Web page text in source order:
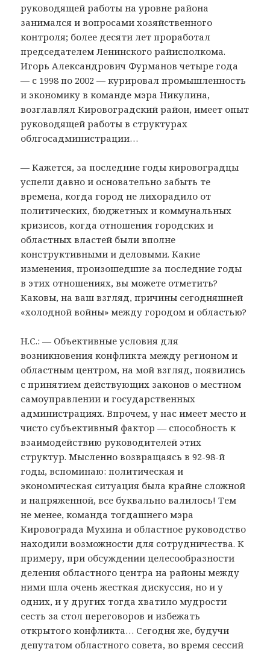
руководящей работы на уровне района
занимался и вопросами хозяйственного
контроля; более десяти лет проработал
председателем Ленинского райисполкома.
Игорь Александрович Фурманов четыре года
— с 1998 по 2002 — курировал промышленность
и экономику в команде мэра Никулина,
возглавлял Кировоградский район, имеет опыт
руководящей работы в структурах
облгосадминистрации…
— Кажется, за последние годы кировоградцы
успели давно и основательно забыть те
времена, когда город не лихорадило от
политических, бюджетных и коммунальных
кризисов, когда отношения городских и
областных властей были вполне
конструктивными и деловыми. Какие
изменения, произошедшие за последние годы
в этих отношениях, вы можете отметить?
Каковы, на ваш взгляд, причины сегодняшней
«холодной войны» между городом и областью?
Н.С.: — Объективные условия для
возникновения конфликта между регионом и
областным центром, на мой взгляд, появились
с принятием действующих законов о местном
самоуправлении и государственных
администрациях. Впрочем, у нас имеет место и
чисто субъективный фактор — способность к
взаимодействию руководителей этих
структур. Мысленно возвращаясь в 92-98-й
годы, вспоминаю: политическая и
экономическая ситуация была крайне сложной
и напряженной, все буквально валилось! Тем
не менее, команда тогдашнего мэра
Кировограда Мухина и областное руководство
находили возможности для сотрудничества. К
примеру, при обсуждении целесообразности
деления областного центра на районы между
ними шла очень жесткая дискуссия, но и у
одних, и у других тогда хватило мудрости
сесть за стол переговоров и избежать
открытого конфликта… Сегодня же, будучи
депутатом областного совета, во время сессий